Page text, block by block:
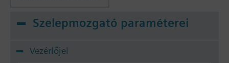
Szelepmozgató paraméterei
Vezérlőjel